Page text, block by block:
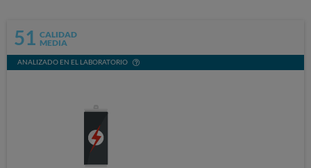
51 CALIDAD
MEDIA
ANALIZADO EN EL LABORATORIO